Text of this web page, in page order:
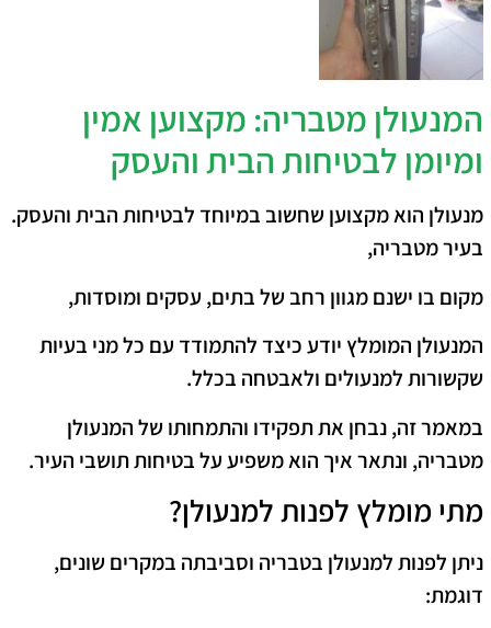
המנעולן מטבריה: מקצוען אמין
ומיומן לבטיחות הבית והעסק
מנעולן הוא מקצוען שחשוב במיוחד לבטיחות הבית והעסק.
בעיר מטבריה,
מקום בו ישנם מגוון רחב של בתים, עסקים ומוסדות,
המנעולן המומלץ יודע כיצד להתמודד עם כל מני בעיות
שקשורות למנעולים ולאבטחה בכלל.
במאמר זה, נבחן את תפקידו והתמחותו של המנעולן
מטבריה, ונתאר איך הוא משפיע על בטיחות תושבי העיר.
מתי מומלץ לפנות למנעולן?
ניתן לפנות למנעולן בטבריה וסביבתה במקרים שונים,
דוגמת: